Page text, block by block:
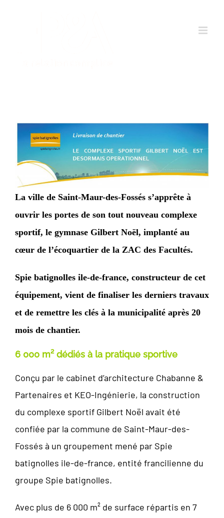
La ville de Saint-Maur-des-Fossés s’apprête à
ouvrir les portes de son tout nouveau complexe
sportif, le gymnase Gilbert Noël, implanté au
cœur de l’écoquartier de la ZAC des Facultés.
Spie batignolles ile-de-france, constructeur de cet
équipement, vient de finaliser les derniers travaux
et de remettre les clés à la municipalité après 20
mois de chantier.
6 000 m² dédiés à la pratique sportive
Conçu par le cabinet d’architecture Chabanne &
Partenaires et KEO-Ingénierie, la construction
du complexe sportif Gilbert Noël avait été
confiée par la commune de Saint-Maur-des-
Fossés à un groupement mené par Spie
batignolles ile-de-france, entité francilienne du
groupe Spie batignolles.
Avec plus de 6 000 m² de surface répartis en 7